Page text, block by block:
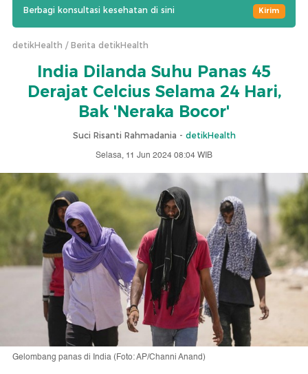
Berbagi konsultasi kesehatan di sini Kirim
detikHealth Berita detikHealth
India Dilanda Suhu Panas 45
Derajat Celcius Selama 24 Hari,
Bak 'Neraka Bocor'
Suci Risanti Rahmadania - detikHealth
Selasa, 11 Jun 2024 08:04 WIB
Gelombang panas di India (Foto: AP/Channi Anand)